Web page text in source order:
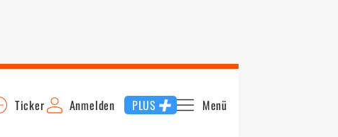
Ticker Anmelden PLUS Menü